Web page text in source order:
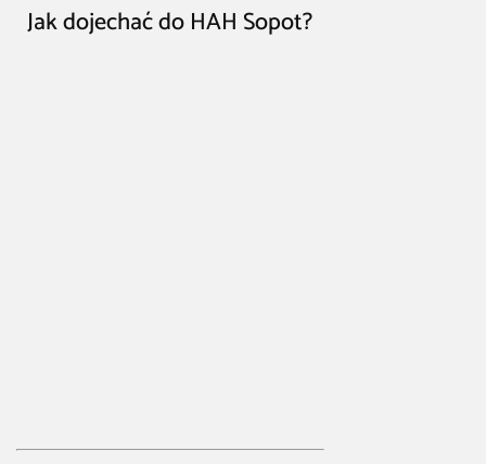
Jak dojechać do HAH Sopot?